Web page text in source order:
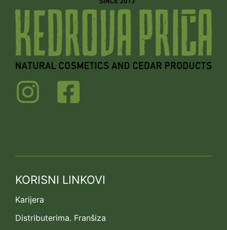
KORISNI LINKOVI
Karijera
Distributerima. Franšiza